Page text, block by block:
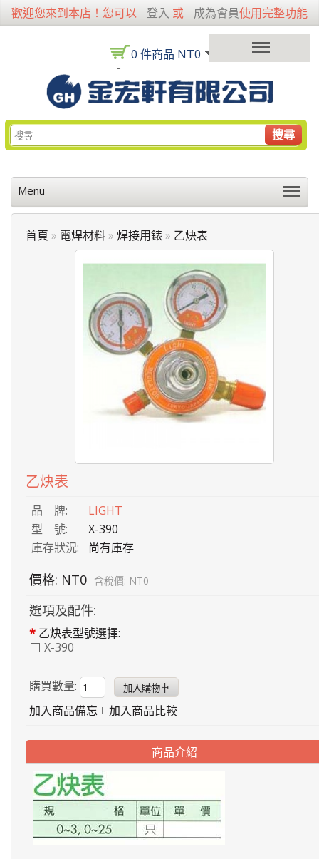
歡迎您來到本店！您可以 登入 或 成為會員使用完整功能
0 件商品 NT0
搜尋
Menu
首頁 » 電焊材料 » 焊接用錶 » 乙炔表
乙炔表
品 牌:
LIGHT
型 號:
X-390
庫存狀況:
尚有庫存
價格: NT0 含稅價: NT0
選項及配件:
* 乙炔表型號選擇:
X-390
購買數量:
加入商品備忘
加入商品比較
商品介紹